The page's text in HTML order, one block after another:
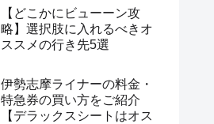
【どこかにビューーン攻
略】選択肢に入れるべきオ
ススメの行き先5選
伊勢志摩ライナーの料金・
特急券の買い方をご紹介
【デラックスシートはオス